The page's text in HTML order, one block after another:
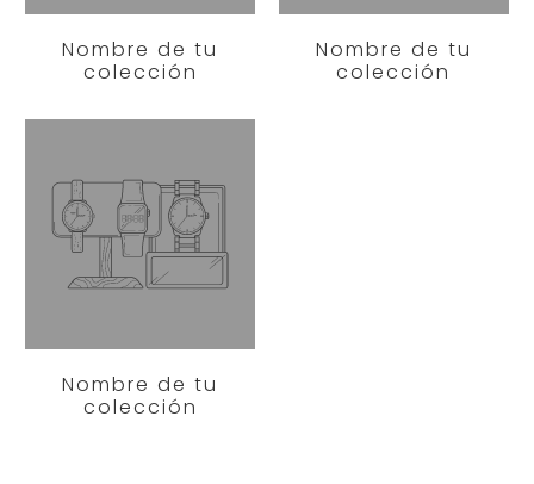
Nombre de tu
colección
Nombre de tu
colección
Nombre de tu
colección